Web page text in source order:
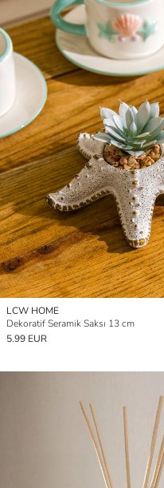
LCW HOME
Dekoratif Seramik Saksı 13 cm
5.99 EUR